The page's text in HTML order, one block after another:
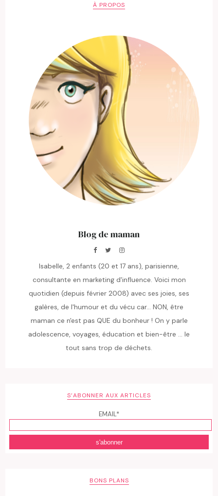
À PROPOS
Blog de maman
Isabelle, 2 enfants (20 et 17 ans), parisienne,
consultante en marketing d'influence. Voici mon
quotidien (depuis février 2008) avec ses joies, ses
galères, de l'humour et du vécu car... NON, être
maman ce n'est pas QUE du bonheur ! On y parle
adolescence, voyages, éducation et bien-être ... le
tout sans trop de déchets.
S’ABONNER AUX ARTICLES
EMAIL*
BONS PLANS